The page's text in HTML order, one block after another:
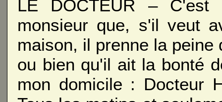
LE DOCTEUR – C'est
monsieur que, s'il veut
maison, il prenne la
ou bien qu'il ait la bonté
mon domicile : Docteur